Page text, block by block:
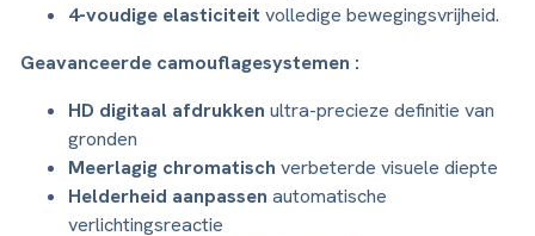
4-voudige elasticiteit volledige bewegingsvrijheid.
Geavanceerde camouflagesystemen :
HD digitaal afdrukken ultra-precieze definitie van
gronden
Meerlagig chromatisch verbeterde visuele diepte
Helderheid aanpassen automatische
verlichtingsreactie